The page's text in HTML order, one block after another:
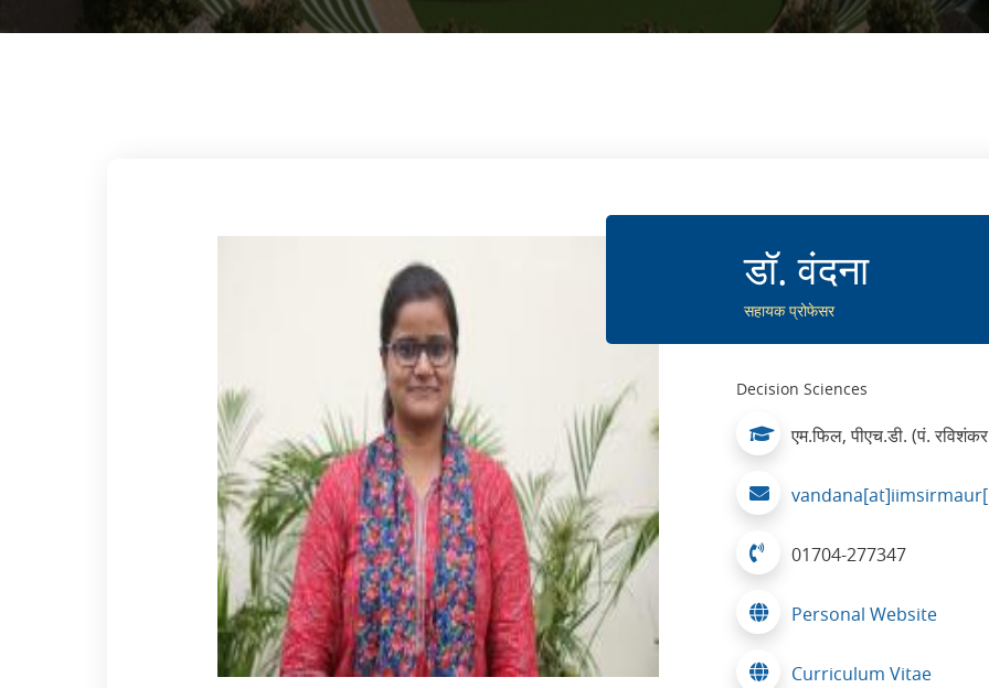
डॉ. वंदना
सहायक प्रोफेसर
Decision Sciences
एम.फिल, पीएच.डी. (पं.
01704-277347
Personal Website
Curriculum Vitae